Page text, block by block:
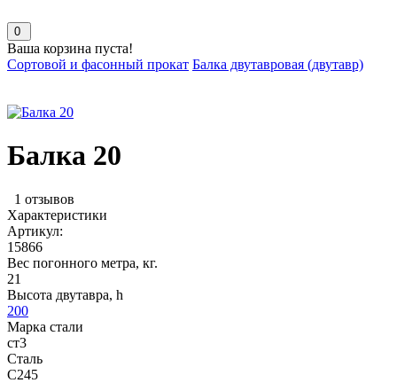
0
Ваша корзина пуста!
Сортовой и фасонный прокат Балка двутавровая (двутавр)
Балка 20
1 отзывов
Характеристики
Артикул:
15866
Вес погонного метра, кг.
21
Высота двутавра, h
200
Марка стали
ст3
Сталь
С245